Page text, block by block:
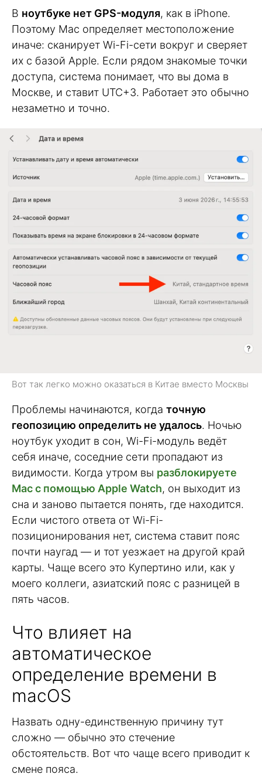
В ноутбуке нет GPS-модуля, как в iPhone.
Поэтому Mac определяет местоположение
иначе: сканирует Wi-Fi-сети вокруг и сверяет
их с базой Apple. Если рядом знакомые точки
доступа, система понимает, что вы дома в
Москве, и ставит UTC+3. Работает это обычно
незаметно и точно.
Вот так легко можно оказаться в Китае вместо Москвы
Проблемы начинаются, когда точную
геопозицию определить не удалось. Ночью
ноутбук уходит в сон, Wi-Fi-модуль ведёт
себя иначе, соседние сети пропадают из
видимости. Когда утром вы разблокируете
Mac с помощью Apple Watch, он выходит из
сна и заново пытается понять, где находится.
Если чистого ответа от Wi-Fi-
позиционирования нет, система ставит пояс
почти наугад — и тот уезжает на другой край
карты. Чаще всего это Купертино или, как у
моего коллеги, азиатский пояс с разницей в
пять часов.
Что влияет на
автоматическое
определение времени в
macOS
Назвать одну-единственную причину тут
сложно — обычно это стечение
обстоятельств. Вот что чаще всего приводит к
смене пояса.